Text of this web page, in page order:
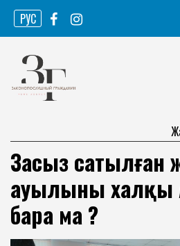
Skip
content
РУС
Заңсыз сатылған
ауылының халқы
бара ма ?